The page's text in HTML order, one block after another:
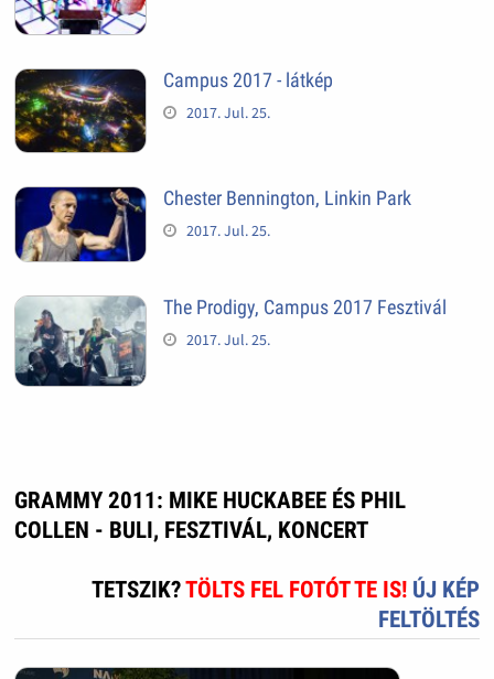
Campus 2017 - látkép
2017. Jul. 25.
Chester Bennington, Linkin Park
2017. Jul. 25.
The Prodigy, Campus 2017 Fesztivál
2017. Jul. 25.
GRAMMY 2011: MIKE HUCKABEE ÉS PHIL
COLLEN - BULI, FESZTIVÁL, KONCERT
TETSZIK?TÖLTS FEL FOTÓT TE IS! ÚJ KÉP
FELTÖLTÉS